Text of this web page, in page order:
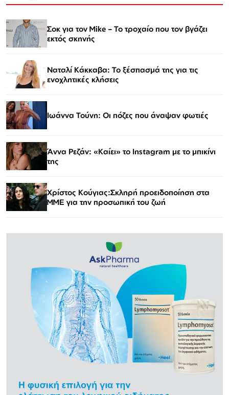
Σοκ για τον Mike – Το τροχαίο που τον βγάζει
εκτός σκηνής
Ναταλί Κάκκαβα: Το ξέσπασμά της για τις
ενοχλητικές κλήσεις
Ιωάννα Τούνη: Οι πόζες που άναψαν φωτιές
Άννα Ρεζάν: «Καίει» το Instagram με το μπικίνι
της
Χρίστος Κούγιας:Σκληρή προειδοποίηση στα
ΜΜΕ για την προσωπική του ζωή